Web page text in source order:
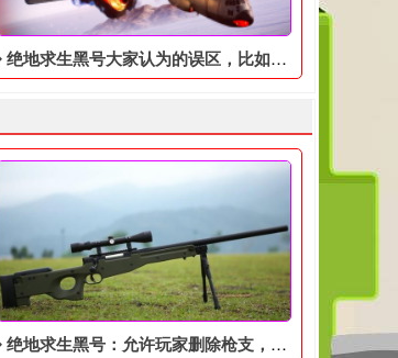
绝地求生黑号大家认为的误区，比如女性角色小，不容易被敌人打
绝地求生黑号：允许玩家删除枪支，你会做出什么样的选择呢？